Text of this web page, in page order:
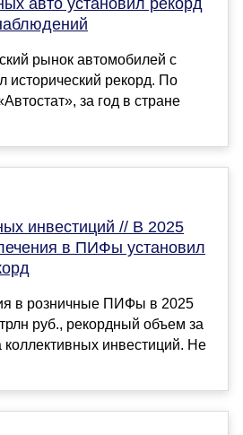
рынок автомобилей с
исторический рекорд. По
за год в стране
инвестиций // В 2025
в ПИФы установил
в розничные ПИФы в 2025
руб., рекордный объем за
инвестиций. Не